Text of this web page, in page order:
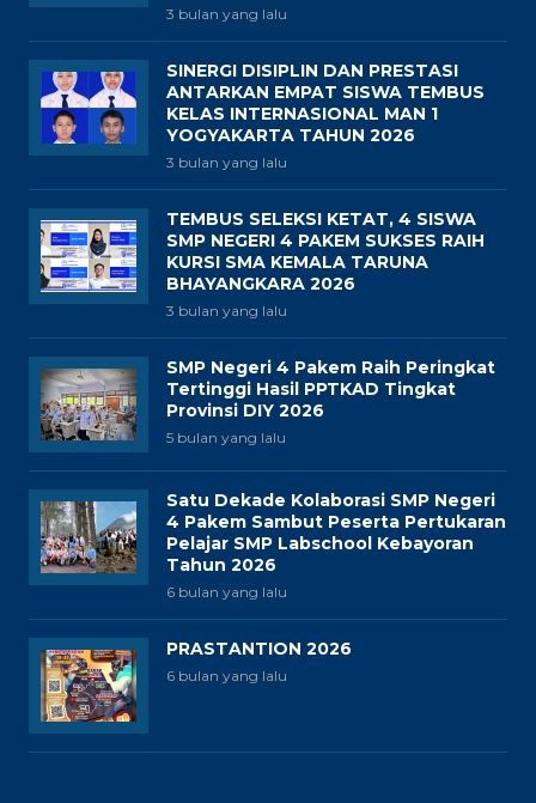
3 bulan yang lalu
SINERGI DISIPLIN DAN PRESTASI
ANTARKAN EMPAT SISWA TEMBUS
KELAS INTERNASIONAL MAN 1
YOGYAKARTA TAHUN 2026
3 bulan yang lalu
TEMBUS SELEKSI KETAT, 4 SISWA
SMP NEGERI 4 PAKEM SUKSES RAIH
KURSI SMA KEMALA TARUNA
BHAYANGKARA 2026
3 bulan yang lalu
SMP Negeri 4 Pakem Raih Peringkat
Tertinggi Hasil PPTKAD Tingkat
Provinsi DIY 2026
5 bulan yang lalu
Satu Dekade Kolaborasi SMP Negeri
4 Pakem Sambut Peserta Pertukaran
Pelajar SMP Labschool Kebayoran
Tahun 2026
6 bulan yang lalu
PRASTANTION 2026
6 bulan yang lalu